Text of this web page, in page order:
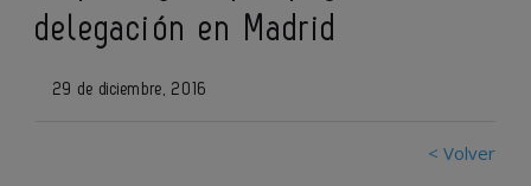
delegación en Madrid
29 de diciembre, 2016
< Volver